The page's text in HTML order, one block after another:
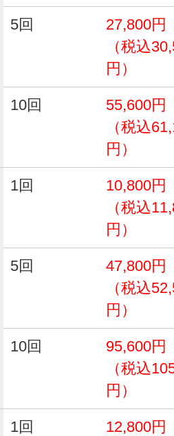
5回
27,800円
（税込
円）
10回
55,600円
（税込
円）
1回
10,800円
（税込
円）
5回
47,800円
（税込
円）
10回
95,600円
（税込
円）
1回
12,800円